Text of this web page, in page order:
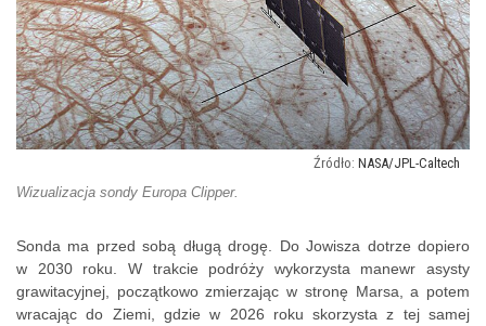
NASA/JPL-Caltech
Wizualizacja sondy Europa Clipper.
Sonda ma przed sobą długą drogę. Do Jowisza dotrze dopiero
w 2030 roku. W trakcie podróży wykorzysta manewr asysty
grawitacyjnej, początkowo zmierzając w stronę Marsa, a potem
wracając do Ziemi, gdzie w 2026 roku skorzysta z tej samej